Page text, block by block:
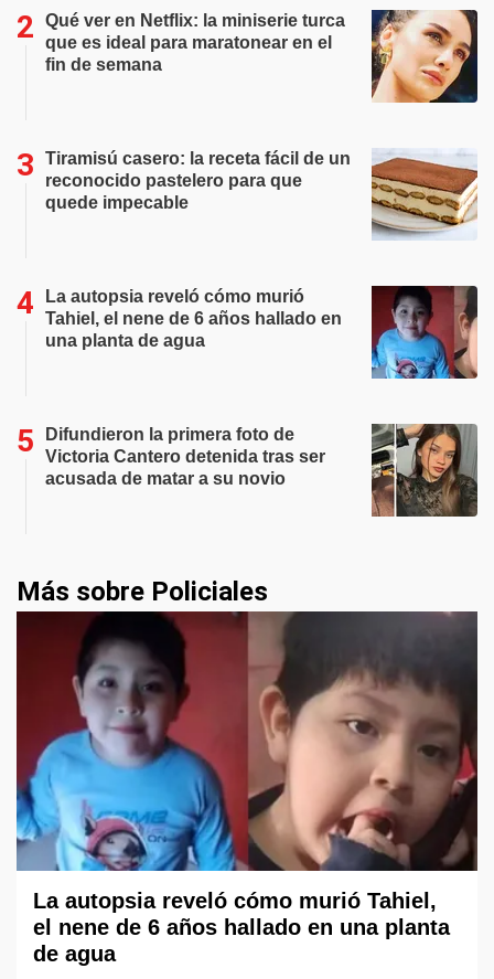
Qué ver en Netflix: la miniserie turca
que es ideal para maratonear en el
fin de semana
Tiramisú casero: la receta fácil de un
reconocido pastelero para que
quede impecable
La autopsia reveló cómo murió
Tahiel, el nene de 6 años hallado en
una planta de agua
Difundieron la primera foto de
Victoria Cantero detenida tras ser
acusada de matar a su novio
Más sobre Policiales
La autopsia reveló cómo murió Tahiel,
el nene de 6 años hallado en una planta
de agua